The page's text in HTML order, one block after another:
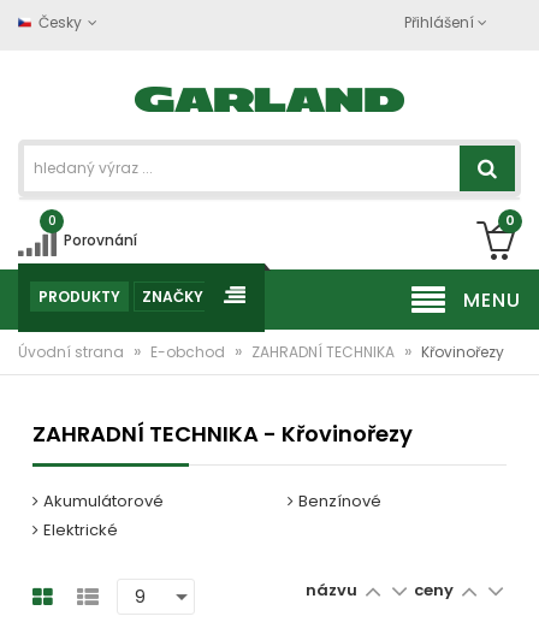
Česky Přihlášení
0
Porovnání
0
MENU
PRODUKTY ZNAČKY
Úvodní strana » E-obchod » ZAHRADNÍ TECHNIKA » Křovinořezy
ZAHRADNÍ TECHNIKA - Křovinořezy
Akumulátorové
Elektrické
Benzínové
názvu ceny